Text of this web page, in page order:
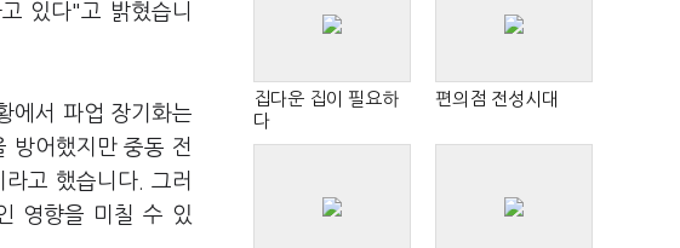
있다"고 밝혔습니
에서 파업 장기화는
방어했지만 중동 전
고 했습니다. 그러
영향을 미칠 수 있
집다운 집이 필요하
다
편의점 전성시대